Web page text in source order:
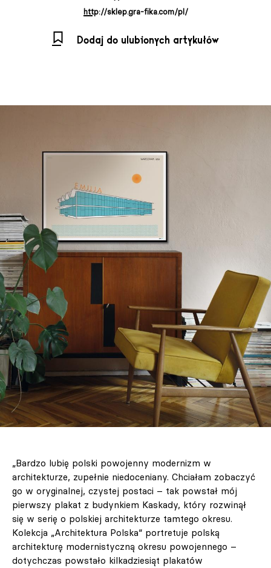
http://sklep.gra-fika.com/pl/
Dodaj do ulubionych artykułów
„Bardzo lubię polski powojenny modernizm w
architekturze, zupełnie niedoceniany. Chciałam zobaczyć
go w oryginalnej, czystej postaci – tak powstał mój
pierwszy plakat z budynkiem Kaskady, który rozwinął
się w serię o polskiej architekturze tamtego okresu.
Kolekcja „Architektura Polska“ portretuje polską
architekturę modernistyczną okresu powojennego –
dotychczas powstało kilkadziesiąt plakatów